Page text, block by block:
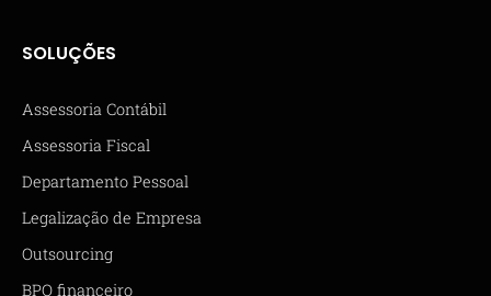
SOLUÇÕES
Assessoria Contábil
Assessoria Fiscal
Departamento Pessoal
Legalização de Empresa
Outsourcing
BPO financeiro